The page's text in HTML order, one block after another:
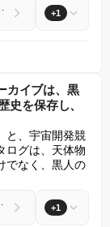
stepped in your own door” +1
カイブは、黒
史を保存し、
と、宇宙開発競
ログは、天体物
でなく、黒人の
of Black astronauts +1